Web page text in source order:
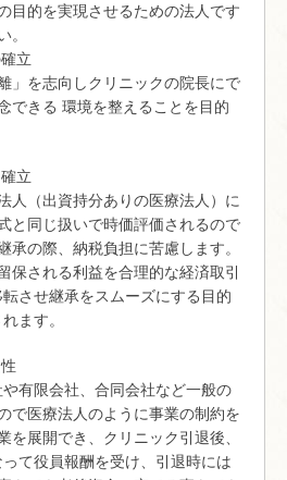
目的を実現させるための法人です
。
立
」を志向しクリニックの院長にで
できる 環境を整えることを目的
立
人（出資持分ありの医療法人）に
と同じ扱いで時価評価されるので
承の際、納税負担に苦慮します。
保される利益を合理的な経済取引
させ継承をスムーズにする目的
ます。
有限会社、合同会社など一般の
で医療法人のように事業の制約を
を展開でき、クリニック引退後、
て役員報酬を受け、引退時には